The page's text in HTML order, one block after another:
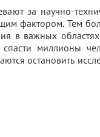
за научно-
фактором. Тем
в важных
миллионы
остановить